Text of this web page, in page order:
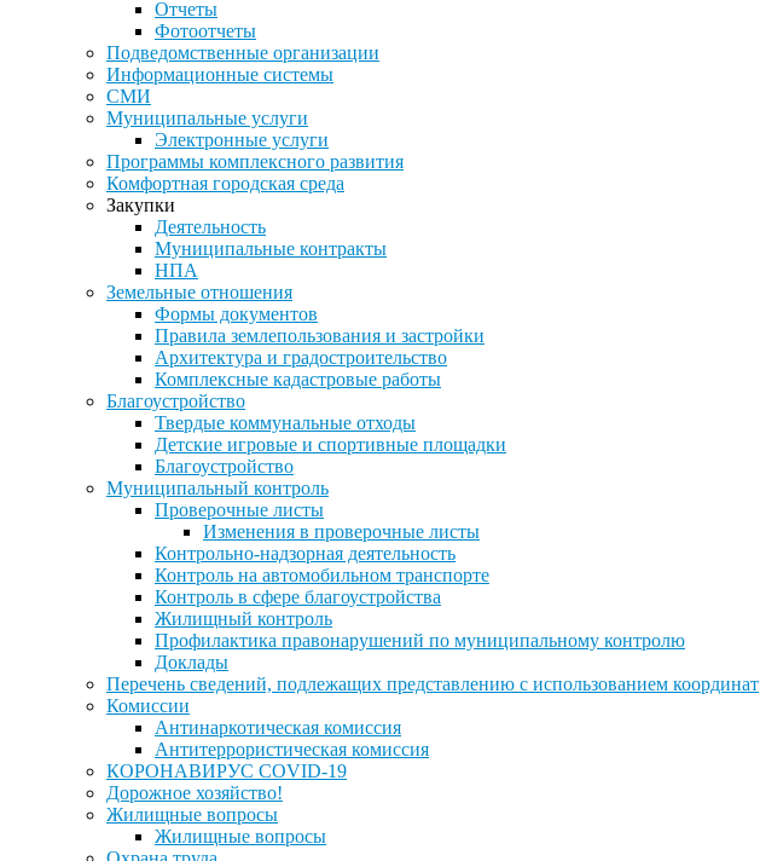
Отчеты
Фотоотчеты
Подведомственные организации
Информационные системы
СМИ
Муниципальные услуги
Электронные услуги
Программы комплексного развития
Комфортная городская среда
Закупки
Деятельность
Муниципальные контракты
НПА
Земельные отношения
Формы документов
Правила землепользования и застройки
Архитектура и градостроительство
Комплексные кадастровые работы
Благоустройство
Твердые коммунальные отходы
Детские игровые и спортивные площадки
Благоустройство
Муниципальный контроль
Проверочные листы
Изменения в проверочные листы
Контрольно-надзорная деятельность
Контроль на автомобильном транспорте
Контроль в сфере благоустройства
Жилищный контроль
Профилактика правонарушений по муниципальному контролю
Доклады
Перечень сведений, подлежащих представлению с использованием координат
Комиссии
Антинаркотическая комиссия
Антитеррористическая комиссия
КОРОНАВИРУС COVID-19
Дорожное хозяйство!
Жилищные вопросы
Жилищные вопросы